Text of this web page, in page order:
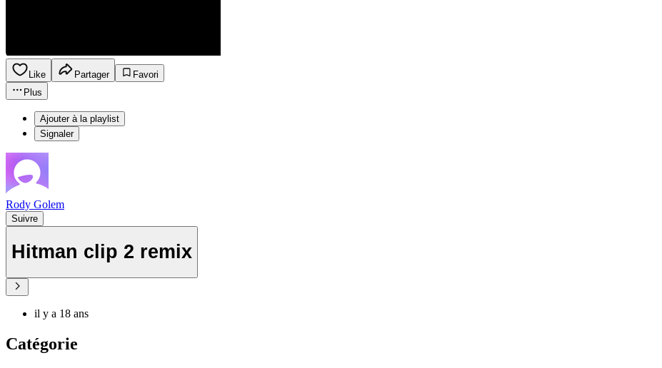
Like Partager
Favori
Plus
Ajouter à la playlist
Signaler
Rody Golem
Suivre
Hitman clip 2 remix
il y a 18 ans
Catégorie